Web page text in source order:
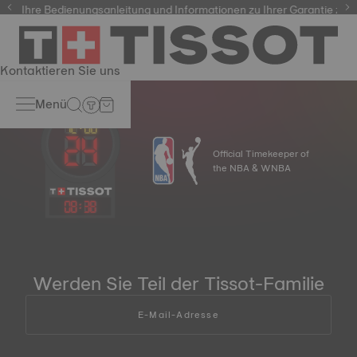
Ihre Bedienungsanleitung und Informationen zu Ihrer Garantie
Kontaktieren Sie uns
Menü
08: 38
Official Timekeeper of
the NBA & WNBA
Werden Sie Teil der Tissot-Familie
E-Mail-Adresse